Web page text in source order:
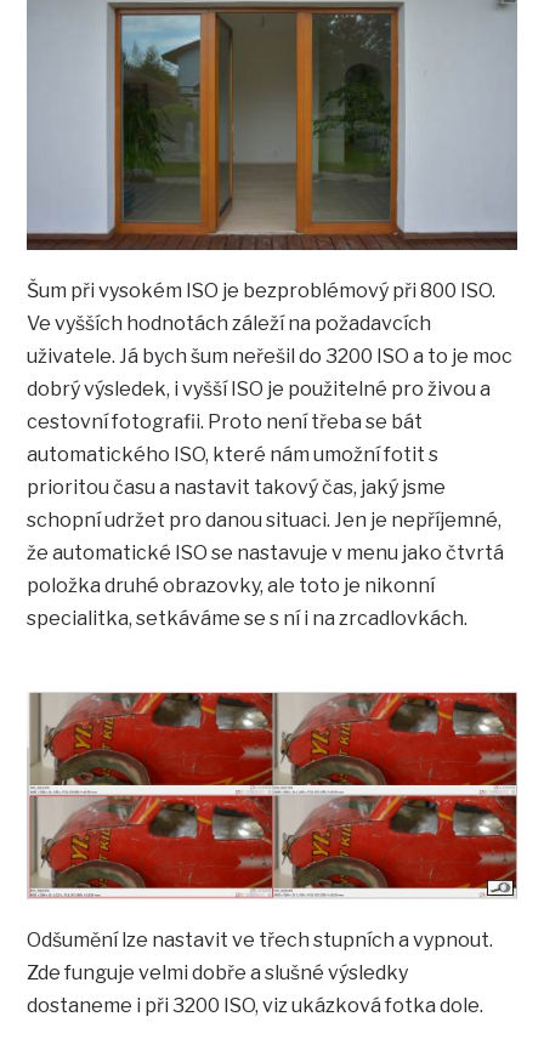
Šum při vysokém ISO je bezproblémový při 800 ISO.
Ve vyšších hodnotách záleží na požadavcích
uživatele. Já bych šum neřešil do 3200 ISO a to je moc
dobrý výsledek, i vyšší ISO je použitelné pro živou a
cestovní fotografii. Proto není třeba se bát
automatického ISO, které nám umožní fotit s
prioritou času a nastavit takový čas, jaký jsme
schopní udržet pro danou situaci. Jen je nepříjemné,
že automatické ISO se nastavuje v menu jako čtvrtá
položka druhé obrazovky, ale toto je nikonní
specialitka, setkáváme se s ní i na zrcadlovkách.
Odšumění lze nastavit ve třech stupních a vypnout.
Zde funguje velmi dobře a slušné výsledky
dostaneme i při 3200 ISO, viz ukázková fotka dole.